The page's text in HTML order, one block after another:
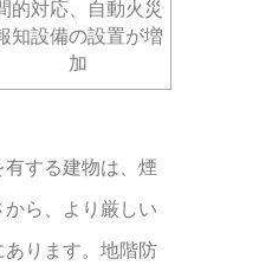
的対応、自動火災
知設備の設置が増
加
する建物は、煙
ら、より厳しい
ります。地階防